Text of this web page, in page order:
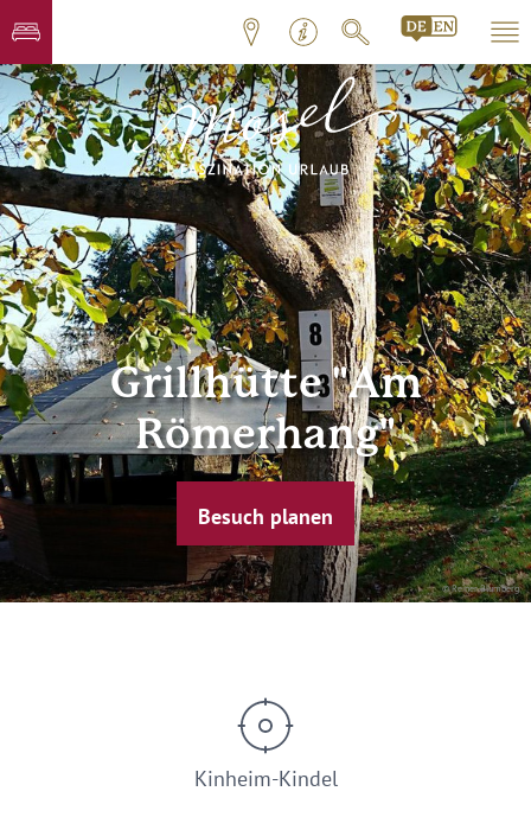
© Reiner Blumberg
Grillhütte "Am
Römerhang"
Besuch planen
Kinheim-Kindel